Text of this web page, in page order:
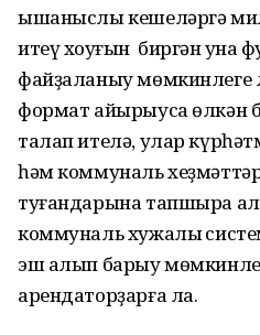
ышаныслы кешеләргә
итеү хоҡуғын биргән
файҙаланыу мөмкинлеге
формат айырыуса өлкән
талап ителә, улар
һәм коммуналь
туғандарына тапшыра
коммуналь хужалыҡ
эш алып барыу
арендаторҙарға ла.